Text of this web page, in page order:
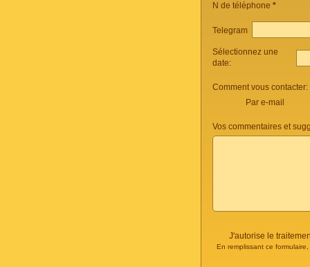
N de téléphone *
Telegram
Sélectionnez une
date:
Comment vous contacter:
Par e-mail
Vos commentaires et
J'autorise le
En remplissant ce